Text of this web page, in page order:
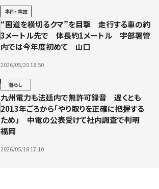
事件・事故
“国道を横切るクマ”を目撃 走行する車の約
3メートル先で 体長約1メートル 宇部署管
内では今年度初めて 山口
2026/05/20 18:50
暮らし
九州電力も法廷内で無許可録音 遅くとも
2013年ごろから「やり取りを正確に把握する
ため」 中電の公表受けて社内調査で判明
福岡
2026/05/18 17:10